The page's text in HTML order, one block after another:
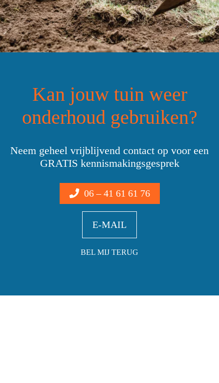
Kan jouw tuin weer
onderhoud gebruiken?
Neem geheel vrijblijvend contact op voor een
GRATIS kennismakingsgesprek
06 – 41 61 61 76
E-MAIL
BEL MIJ TERUG